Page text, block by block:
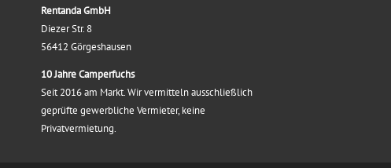
Rentanda GmbH
Diezer Str. 8
56412 Görgeshausen
10 Jahre Camperfuchs
Seit 2016 am Markt. Wir vermitteln ausschließlich
geprüfte gewerbliche Vermieter, keine
Privatvermietung.